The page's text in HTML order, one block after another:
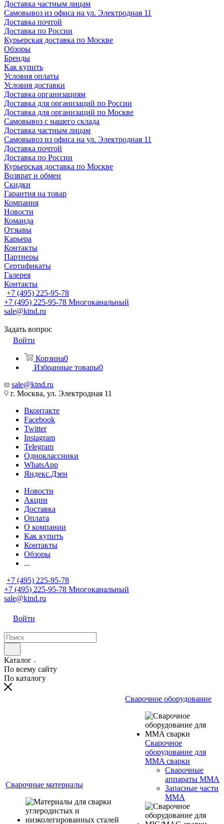
Доставка частным лицам
Самовывоз из офиса на ул. Электродная 11
Доставка почтой
Доставка по России
Курьерская доставка по Москве
Обзоры
Бренды
Как купить
Условия оплаты
Условия доставки
Доставка организациям
Доставка для организаций по России
Доставка для организаций по Москве
Самовывоз с нашего склада
Доставка частным лицам
Самовывоз из офиса на ул. Электродная 11
Доставка почтой
Доставка по России
Курьерская доставка по Москве
Возврат и обмен
Скидки
Гарантия на товар
Компания
Новости
Команда
Отзывы
Карьера
Контакты
Партнеры
Сертификаты
Галерея
Контакты
+7 (495) 225-95-78
+7 (495) 225-95-78 Многоканальный
sale@ktnd.ru
Задать вопрос
Войти
Корзина0
Избранные товары0
sale@ktnd.ru
г. Москва, ул. Электродная 11
Вконтакте
Facebook
Twitter
Instagram
Telegram
Одноклассники
WhatsApp
Яндекс.Дзен
Новости
Акции
Доставка
Оплата
О компании
Как купить
Контакты
Обзоры
...
+7 (495) 225-95-78
+7 (495) 225-95-78 Многоканальный
sale@ktnd.ru
Войти
Каталог
По всему сайту
По каталогу
Сварочные материалы
Сварочное оборудование
Сварочное
оборудование для
MMA сварки
Сварочные
аппараты MMA
Запасные части
MMA